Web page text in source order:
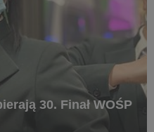
30. Finał WOŚP